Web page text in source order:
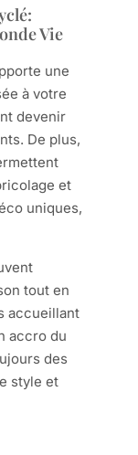
Vie
une
à votre
devenir
De plus,
et
uniques,
tout en
accueillant
accro du
des
style et